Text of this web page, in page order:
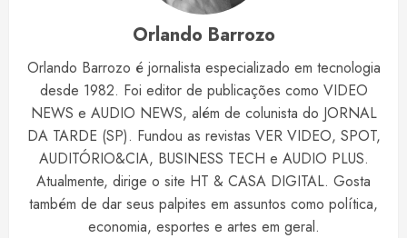
Orlando Barrozo
Orlando Barrozo é jornalista especializado em tecnologia
desde 1982. Foi editor de publicações como VIDEO
NEWS e AUDIO NEWS, além de colunista do JORNAL
DA TARDE (SP). Fundou as revistas VER VIDEO, SPOT,
AUDITÓRIO&CIA, BUSINESS TECH e AUDIO PLUS.
Atualmente, dirige o site HT & CASA DIGITAL. Gosta
também de dar seus palpites em assuntos como política,
economia, esportes e artes em geral.